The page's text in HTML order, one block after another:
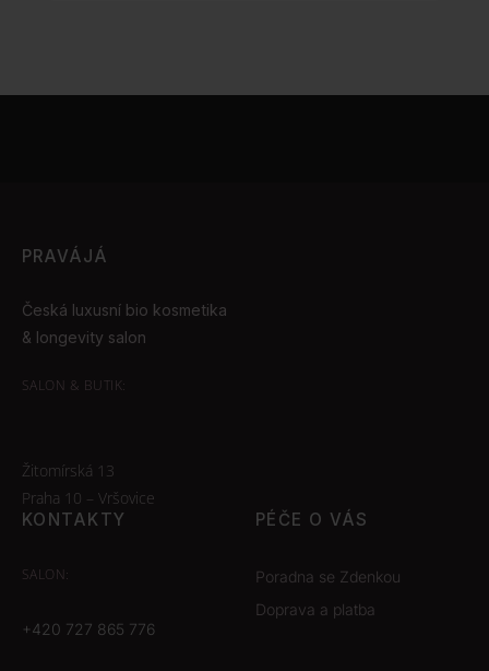
PRAVÁJÁ
Česká luxusní bio kosmetika
& longevity salon
SALON & BUTIK:
Žitomírská 13
Praha 10 – Vršovice
KONTAKTY
SALON:
+420 727 865 776
PÉČE O VÁS
Poradna se Zdenkou
Doprava a platba